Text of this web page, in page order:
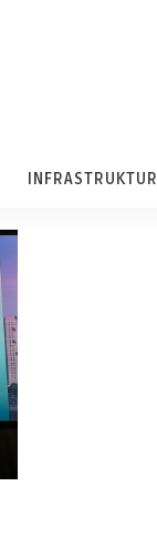
INFRASTRUKTUR